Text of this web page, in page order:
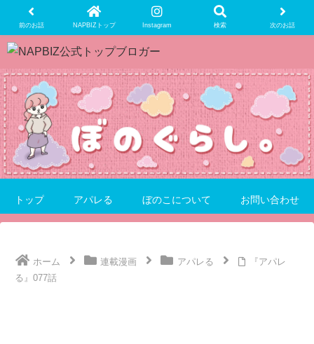
前のお話 NAPBIZトップ Instagram 検索 次のお話
トップ アパレる ぼのこについて お問い合わせ
ホーム 連載漫画 アパレる
『アパレ
る』077話